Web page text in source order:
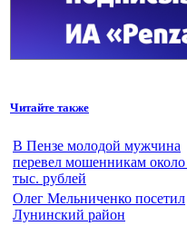
Читайте также
В Пензе молодой мужчина
перевел мошенникам
тыс. рублей
Олег Мельниченко посетил
Лунинский район